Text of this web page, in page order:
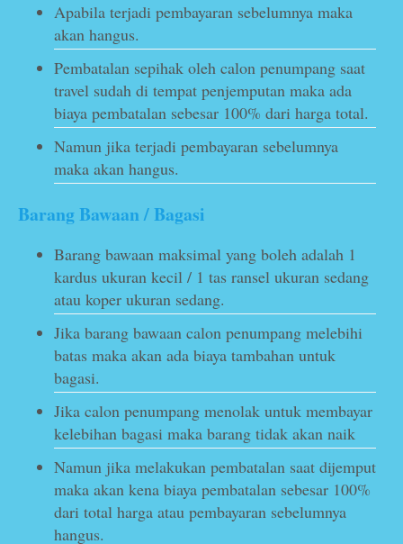
Apabila terjadi pembayaran sebelumnya maka
akan hangus.
Pembatalan sepihak oleh calon penumpang saat
travel sudah di tempat penjemputan maka ada
biaya pembatalan sebesar 100% dari harga total.
Namun jika terjadi pembayaran sebelumnya
maka akan hangus.
Barang Bawaan / Bagasi
Barang bawaan maksimal yang boleh adalah 1
kardus ukuran kecil / 1 tas ransel ukuran sedang
atau koper ukuran sedang.
Jika barang bawaan calon penumpang melebihi
batas maka akan ada biaya tambahan untuk
bagasi.
Jika calon penumpang menolak untuk membayar
kelebihan bagasi maka barang tidak akan naik
Namun jika melakukan pembatalan saat dijemput
maka akan kena biaya pembatalan sebesar 100%
dari total harga atau pembayaran sebelumnya
hangus.